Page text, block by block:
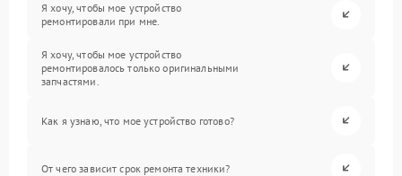
Я хочу, чтобы мое устройство
ремонтировали при мне.
Я хочу, чтобы мое устройство
ремонтировалось только оригинальными
запчастями.
Как я узнаю, что мое устройство готово?
От чего зависит срок ремонта техники?